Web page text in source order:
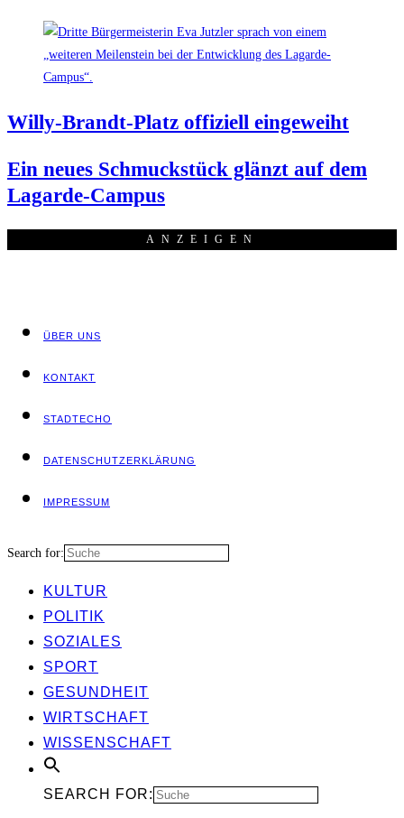
Wil­ly-Brandt-Platz offi­zi­ell eingeweiht
Ein neu­es Schmuck­stück glänzt auf dem
Lagarde-Campus
ANZEI­GEN
ÜBER UNS
KON­TAKT
STADT­ECHO
DATEN­SCHUTZ­ER­KLÄ­RUNG
IMPRES­SUM
Search for:
KUL­TUR
POLI­TIK
SOZIA­LES
SPORT
GESUND­HEIT
WIRT­SCHAFT
WIS­SEN­SCHAFT
SEARCH FOR: